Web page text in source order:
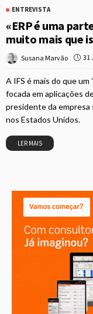
ENTREVISTA
«ERP é uma
muito mais que
Susana Marvão 31
A IFS é mais do que um
focada em aplicações
presidente da empresa
nos Estados Unidos.
LER MAIS